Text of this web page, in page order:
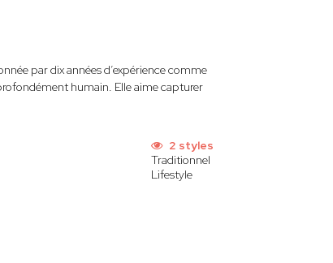
par dix années d’expérience comme
humain. Elle aime capturer
2 styles
Traditionnel
Lifestyle